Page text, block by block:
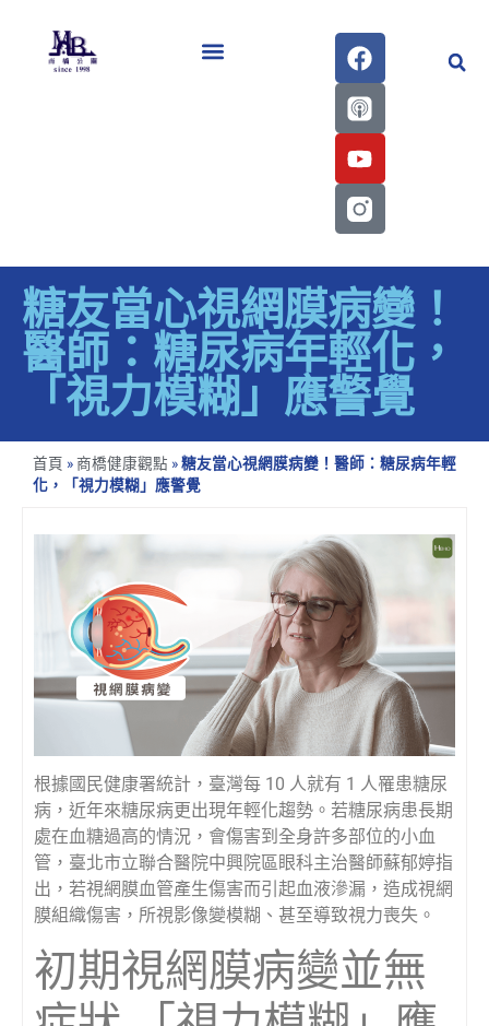
糖友當心視網膜病變！
醫師：糖尿病年輕化，
「視力模糊」應警覺
首頁 »商橋健康觀點 »糖友當心視網膜病變！醫師：糖尿病年輕
化，「視力模糊」應警覺
根據國民健康署統計，臺灣每 10 人就有 1 人罹患糖尿
病，近年來糖尿病更出現年輕化趨勢。若糖尿病患長期
處在血糖過高的情況，會傷害到全身許多部位的小血
管，臺北市立聯合醫院中興院區眼科主治醫師蘇郁婷指
出，若視網膜血管產生傷害而引起血液滲漏，造成視網
膜組織傷害，所視影像變模糊、甚至導致視力喪失。
初期視網膜病變並無